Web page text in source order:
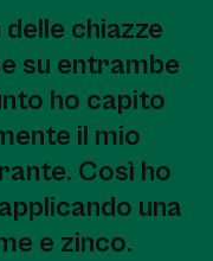
chiazze
su entrambe
ho capito
il mio
Così ho
una
e zinco.